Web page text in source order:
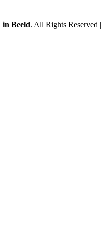
in Beeld. All Rights Reserved |